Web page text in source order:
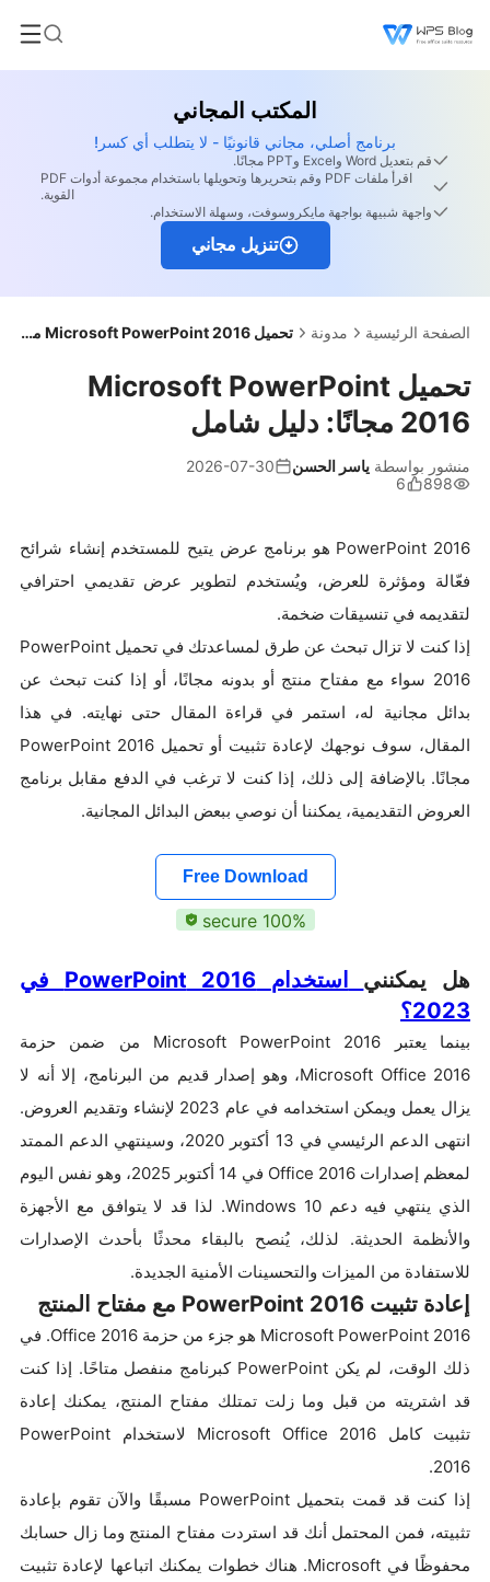
المكتب المجاني
برنامج أصلي، مجاني قانونيًا - لا يتطلب أي كسر!
قم بتعديل Word وExcel وPPT مجانًا.
اقرأ ملفات PDF وقم بتحريرها وتحويلها باستخدام مجموعة أدوات PDF
القوية.
واجهة شبيهة بواجهة مايكروسوفت، وسهلة الاستخدام.
تنزيل مجاني
الصفحة الرئيسية مدونة تحميل Microsoft PowerPoint 2016 مجانًا: دليل شامل
تحميل Microsoft PowerPoint
2016 مجانًا: دليل شامل
منشور بواسطة ياسر الحسن
2026-07-30
898
6
PowerPoint 2016 هو برنامج عرض يتيح للمستخدم إنشاء شرائح
فعّالة ومؤثرة للعرض، ويُستخدم لتطوير عرض تقديمي احترافي
لتقديمه في تنسيقات ضخمة.
إذا كنت لا تزال تبحث عن طرق لمساعدتك في تحميل PowerPoint
2016 سواء مع مفتاح منتج أو بدونه مجانًا، أو إذا كنت تبحث عن
بدائل مجانية له، استمر في قراءة المقال حتى نهايته. في هذا
المقال، سوف نوجهك لإعادة تثبيت أو تحميل PowerPoint 2016
مجانًا. بالإضافة إلى ذلك، إذا كنت لا ترغب في الدفع مقابل برنامج
العروض التقديمية، يمكننا أن نوصي ببعض البدائل المجانية.
Free Download
100% secure
هل يمكنني استخدام PowerPoint 2016
في
2023؟
بينما يعتبر Microsoft PowerPoint 2016 من ضمن حزمة
Microsoft Office 2016، وهو إصدار قديم من البرنامج، إلا أنه لا
يزال يعمل ويمكن استخدامه في عام 2023 لإنشاء وتقديم العروض.
انتهى الدعم الرئيسي في 13 أكتوبر 2020، وسينتهي الدعم الممتد
لمعظم إصدارات Office 2016 في 14 أكتوبر 2025، وهو نفس اليوم
الذي ينتهي فيه دعم Windows 10. لذا قد لا يتوافق مع الأجهزة
والأنظمة الحديثة. لذلك، يُنصح بالبقاء محدثًا بأحدث الإصدارات
للاستفادة من الميزات والتحسينات الأمنية الجديدة.
إعادة تثبيت PowerPoint 2016 مع مفتاح المنتج
Microsoft PowerPoint 2016 هو جزء من حزمة Office 2016. في
ذلك الوقت، لم يكن PowerPoint كبرنامج منفصل متاحًا. إذا كنت
قد اشتريته من قبل وما زلت تمتلك مفتاح المنتج، يمكنك إعادة
تثبيت كامل Microsoft Office 2016 لاستخدام PowerPoint
2016.
إذا كنت قد قمت بتحميل PowerPoint مسبقًا والآن تقوم بإعادة
تثبيته، فمن المحتمل أنك قد استردت مفتاح المنتج وما زال حسابك
محفوظًا في Microsoft. هناك خطوات يمكنك اتباعها لإعادة تثبيت